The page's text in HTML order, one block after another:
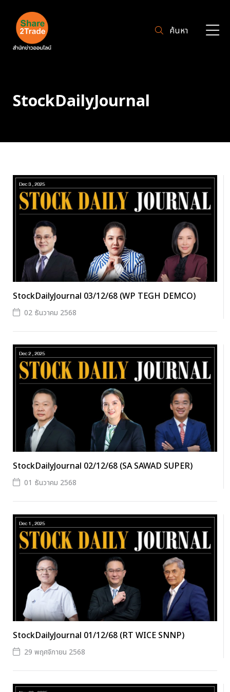
ค้นหา
StockDailyJournal
StockDailyJournal 03/12/68 (WP TEGH DEMCO)
02 ธันวาคม 2568
StockDailyJournal 02/12/68 (SA SAWAD SUPER)
01 ธันวาคม 2568
StockDailyJournal 01/12/68 (RT WICE SNNP)
29 พฤศจิกายน 2568